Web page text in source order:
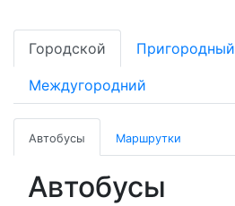
Городской Пригородный
Междугородний
Автобусы Маршрутки
Автобусы